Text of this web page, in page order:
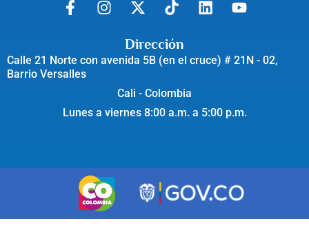
Dirección
Calle 21 Norte con avenida 5B (en el cruce) # 21N - 02,
Barrio Versalles
Cali - Colombia
Lunes a viernes 8:00 a.m. a 5:00 p.m.